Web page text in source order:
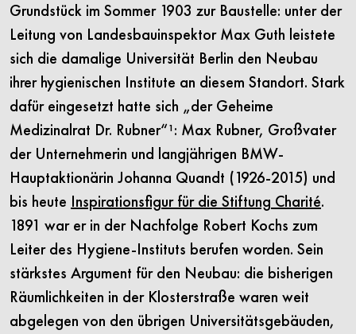
Grundstück im Sommer 1903 zur Baustelle: unter der
Leitung von Landesbauinspektor Max Guth leistete
sich die damalige Universität Berlin den Neubau
ihrer hygienischen Institute an diesem Standort. Stark
dafür eingesetzt hatte sich „der Geheime
Medizinalrat Dr. Rubner“¹: Max Rubner, Großvater
der Unternehmerin und langjährigen BMW-
Hauptaktionärin Johanna Quandt (1926-2015) und
bis heute Inspirationsfigur für die Stiftung Charité.
1891 war er in der Nachfolge Robert Kochs zum
Leiter des Hygiene-Instituts berufen worden. Sein
stärkstes Argument für den Neubau: die bisherigen
Räumlichkeiten in der Klosterstraße waren weit
abgelegen von den übrigen Universitätsgebäuden,